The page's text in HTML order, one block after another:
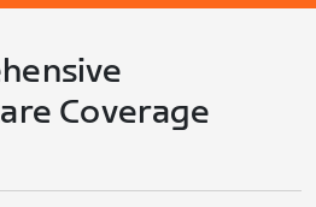
Coverage